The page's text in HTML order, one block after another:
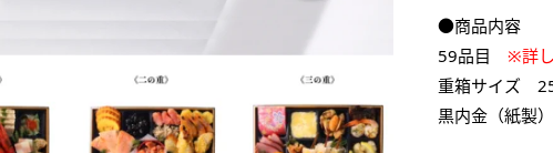
●商品内容
59品目 ※詳し
重箱サイズ
黒内金（紙製）